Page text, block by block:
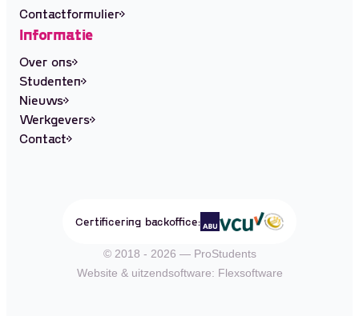
Contactformulier
Informatie
Over ons
Studenten
Nieuws
Werkgevers
Contact
Certificering backoffice:
© 2018 - 2026 — ProStudents
Website & uitzendsoftware: Flexsoftware